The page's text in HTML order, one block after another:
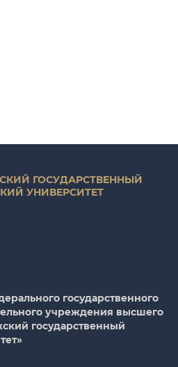
ГОСУДАРСТВЕННЫЙ
УНИВЕРСИТЕТ
государственного
учреждения высшего
государственный